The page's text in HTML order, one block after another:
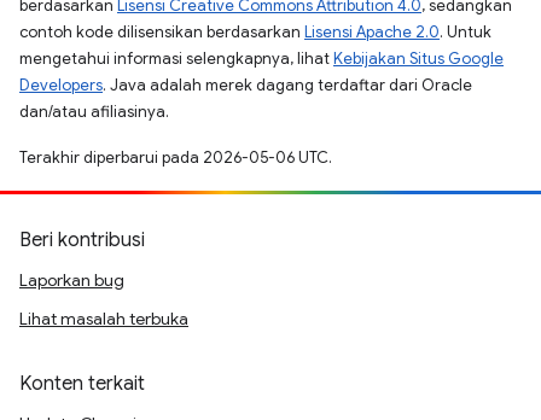
berdasarkan Lisensi Creative Commons Attribution 4.0, sedangkan
contoh kode dilisensikan berdasarkan Lisensi Apache 2.0. Untuk
mengetahui informasi selengkapnya, lihatKebijakan Situs Google
Developers. Java adalah merek dagang terdaftar dari Oracle
dan/atau afiliasinya.
Terakhir diperbarui pada 2026-05-06 UTC.
Beri kontribusi
Laporkan bug
Lihat masalah terbuka
Konten terkait